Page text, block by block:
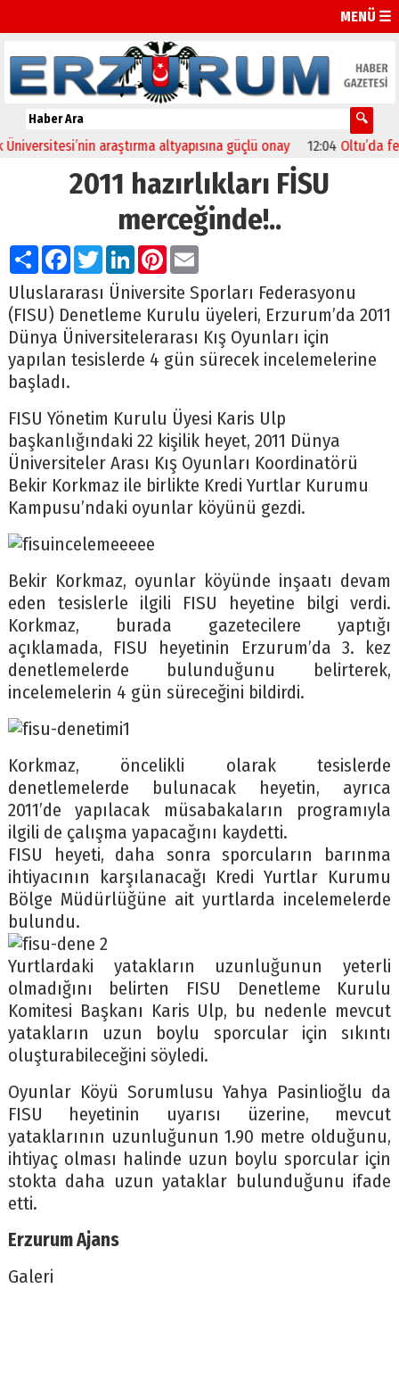
MENÜ ☰
araştırma altyapısına güçlü onay 12:04 Oltu’da
2011 hazırlıkları FİSU
merceğinde!..
PaylaşFacebook
TwitterLinkedIn
Pinterest
Email
Uluslararası Üniversite Sporları Federasyonu
(FISU) Denetleme Kurulu üyeleri, Erzurum’da 2011
Dünya Üniversitelerarası Kış Oyunları için
yapılan tesislerde 4 gün sürecek incelemelerine
başladı.
FISU Yönetim Kurulu Üyesi Karis Ulp
başkanlığındaki 22 kişilik heyet, 2011 Dünya
Üniversiteler Arası Kış Oyunları Koordinatörü
Bekir Korkmaz ile birlikte Kredi Yurtlar Kurumu
Kampusu’ndaki oyunlar köyünü gezdi.
Bekir Korkmaz, oyunlar köyünde inşaatı devam
eden tesislerle ilgili FISU heyetine bilgi verdi.
Korkmaz, burada gazetecilere yaptığı
açıklamada, FISU heyetinin Erzurum’da 3. kez
denetlemelerde bulunduğunu belirterek,
incelemelerin 4 gün süreceğini bildirdi.
Korkmaz, öncelikli olarak tesislerde
denetlemelerde bulunacak heyetin, ayrıca
2011’de yapılacak müsabakaların programıyla
ilgili de çalışma yapacağını kaydetti.
FISU heyeti, daha sonra sporcuların barınma
ihtiyacının karşılanacağı Kredi Yurtlar Kurumu
Bölge Müdürlüğüne ait yurtlarda incelemelerde
bulundu.
Yurtlardaki yatakların uzunluğunun yeterli
olmadığını belirten FISU Denetleme Kurulu
Komitesi Başkanı Karis Ulp, bu nedenle mevcut
yatakların uzun boylu sporcular için sıkıntı
oluşturabileceğini söyledi.
Oyunlar Köyü Sorumlusu Yahya Pasinlioğlu da
FISU heyetinin uyarısı üzerine, mevcut
yataklarının uzunluğunun 1.90 metre olduğunu,
ihtiyaç olması halinde uzun boylu sporcular için
stokta daha uzun yataklar bulunduğunu ifade
etti.
Erzurum Ajans
Galeri